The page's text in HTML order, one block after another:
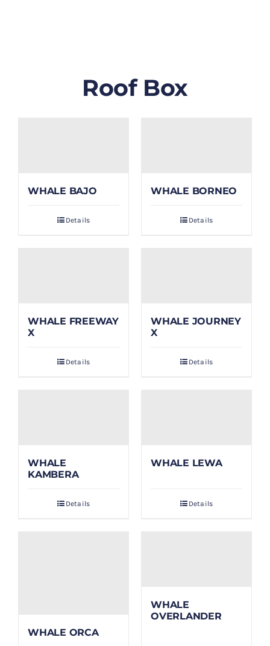
PAYMENT
Roof Box
WHALE BAJO
Details
WHALE BORNEO
Details
WHALE FREEWAY
X
Details
WHALE JOURNEY
X
Details
WHALE
KAMBERA
Details
WHALE LEWA
Details
WHALE ORCA
WHALE
OVERLANDER